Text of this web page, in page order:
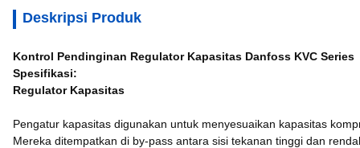
Deskripsi Produk
Kontrol Pendinginan Regulator Kapasitas Danfoss KVC Series
Spesifikasi:
Regulator Kapasitas
Pengatur kapasitas digunakan untuk menyesuaikan kapasitas
Mereka ditempatkan di by-pass antara sisi tekanan tinggi dan